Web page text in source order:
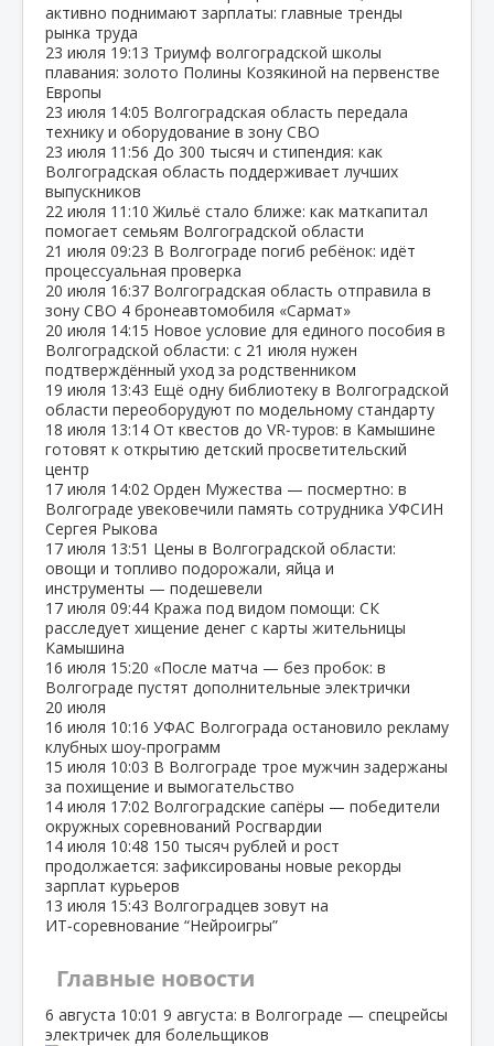
активно поднимают зарплаты: главные тренды
рынка труда
23 июля 19:13 Триумф волгоградской школы
плавания: золото Полины Козякиной на первенстве
Европы
23 июля 14:05 Волгоградская область передала
технику и оборудование в зону СВО
23 июля 11:56 До 300 тысяч и стипендия: как
Волгоградская область поддерживает лучших
выпускников
22 июля 11:10 Жильё стало ближе: как маткапитал
помогает семьям Волгоградской области
21 июля 09:23 В Волгограде погиб ребёнок: идёт
процессуальная проверка
20 июля 16:37 Волгоградская область отправила в
зону СВО 4 бронеавтомобиля «Сармат»
20 июля 14:15 Новое условие для единого пособия в
Волгоградской области: с 21 июля нужен
подтверждённый уход за родственником
19 июля 13:43 Ещё одну библиотеку в Волгоградской
области переоборудуют по модельному стандарту
18 июля 13:14 От квестов до VR‑туров: в Камышине
готовят к открытию детский просветительский
центр
17 июля 14:02 Орден Мужества — посмертно: в
Волгограде увековечили память сотрудника УФСИН
Сергея Рыкова
17 июля 13:51 Цены в Волгоградской области:
овощи и топливо подорожали, яйца и
инструменты — подешевели
17 июля 09:44 Кража под видом помощи: СК
расследует хищение денег с карты жительницы
Камышина
16 июля 15:20 «После матча — без пробок: в
Волгограде пустят дополнительные электрички
20 июля
16 июля 10:16 УФАС Волгограда остановило рекламу
клубных шоу‑программ
15 июля 10:03 В Волгограде трое мужчин задержаны
за похищение и вымогательство
14 июля 17:02 Волгоградские сапёры — победители
окружных соревнований Росгвардии
14 июля 10:48 150 тысяч рублей и рост
продолжается: зафиксированы новые рекорды
зарплат курьеров
13 июля 15:43 Волгоградцев зовут на
ИТ‑соревнование “Нейроигры”
Главные новости
6 августа 10:01 9 августа: в Волгограде — спецрейсы
электричек для болельщиков